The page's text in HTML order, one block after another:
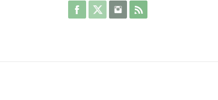
Volg de Buik op Facebook
Volg de Buik op Twitter
Volg de Buik op Instagram